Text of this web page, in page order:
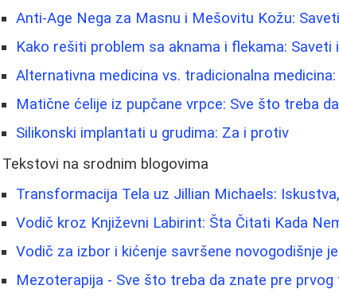
Anti-Age Nega za Masnu i Mešovitu Kožu:
Kako rešiti problem sa aknama i flekama: Saveti
Alternativna medicina vs. tradicionalna
Matične ćelije iz pupčane vrpce: Sve što treba
Silikonski implantati u grudima: Za i protiv
Tekstovi na srodnim blogovima
Transformacija Tela uz Jillian Michaels:
Vodič kroz Književni Labirint: Šta Čitati Kada
Vodič za izbor i kićenje savršene novogodišnje
Mezoterapija - Sve što treba da znate pre prvog